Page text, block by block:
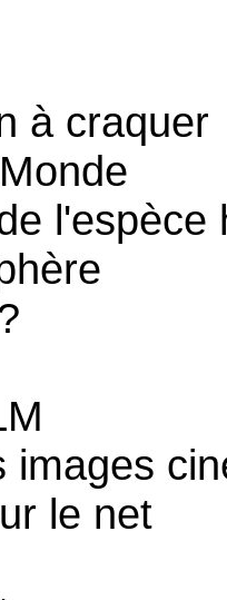
à craquer
images
le net